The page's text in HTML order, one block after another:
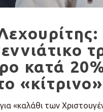
κατά
«καλάθι των